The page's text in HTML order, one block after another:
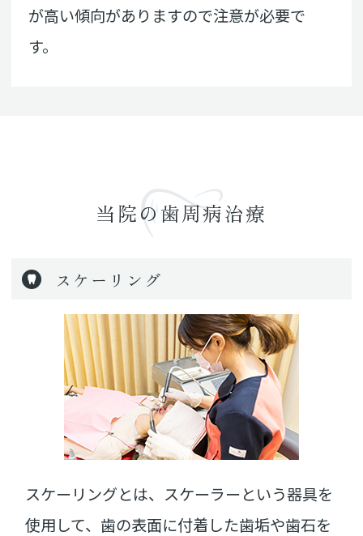
が高い傾向がありますので注意が必要で
す。
当院の歯周病治療
スケーリング
スケーリングとは、スケーラーという器具を
使用して、歯の表面に付着した歯垢や歯石を